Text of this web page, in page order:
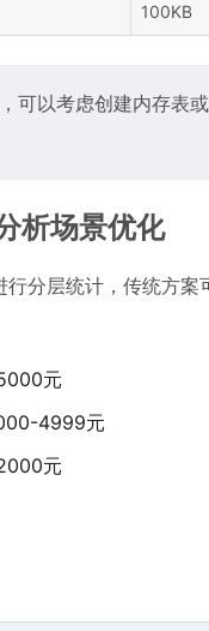
100KB
可以考虑创建内存表
析场景优化
分层统计，传统方
元
4999元
元